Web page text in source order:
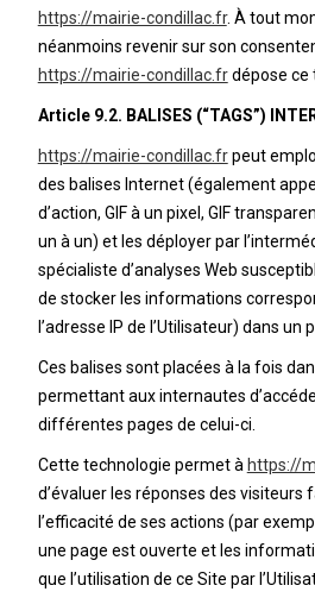
https://mairie-condillac.fr. À tout
néanmoins revenir sur son
https://mairie-condillac.frdépose ce
Article 9.2. BALISES (“TAGS”)
https://mairie-condillac.frpeut
des balises Internet (également
d’action, GIF à un pixel, GIF
un à un) et les déployer par
spécialiste d’analyses Web
de stocker les informations
l’adresse IP de l’Utilisateur) dans un
Ces balises sont placées à la fois
permettant aux internautes
différentes pages de celui-ci.
Cette technologie permet à https://
d’évaluer les réponses des visiteurs
l’efficacité de ses actions (par
une page est ouverte et les
que l’utilisation de ce Site par